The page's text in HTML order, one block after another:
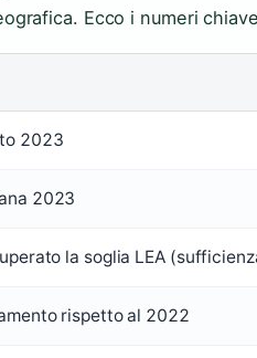
Ecco i numeri
2023
2023
la soglia LEA
rispetto al 2022